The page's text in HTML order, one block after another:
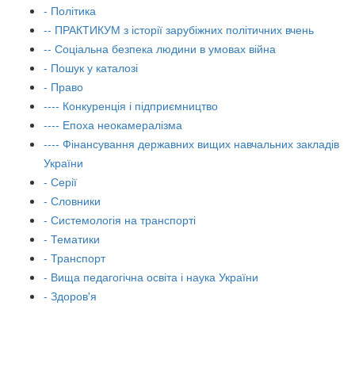
- Політика
-- ПРАКТИКУМ з історії зарубіжних політичних вчень
-- Соціальна безпека людини в умовах війна
- Пошук у каталозі
- Право
---- Конкуренція і підприємництво
---- Епоха неокамералізма
---- Фінансування державних вищих навчальних закладів
України
- Серії
- Словники
- Системологія на транспорті
- Тематики
- Транспорт
- Вища педагогічна освіта і наука України
- Здоров'я